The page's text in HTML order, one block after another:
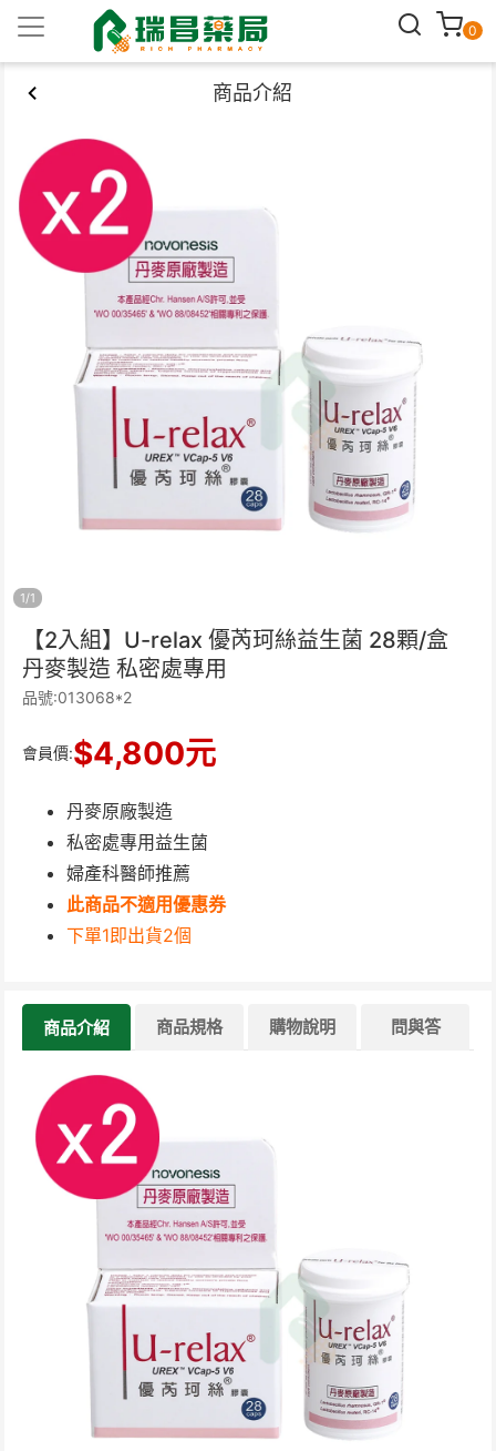
0
商品介紹
1/1
【2入組】U-relax 優芮珂絲益生菌 28顆/盒
丹麥製造 私密處專用
品號:013068*2
會員價:$4,800元
丹麥原廠製造
私密處專用益生菌
婦產科醫師推薦
此商品不適用優惠券
下單1即出貨2個
商品介紹 商品規格 購物說明 問與答